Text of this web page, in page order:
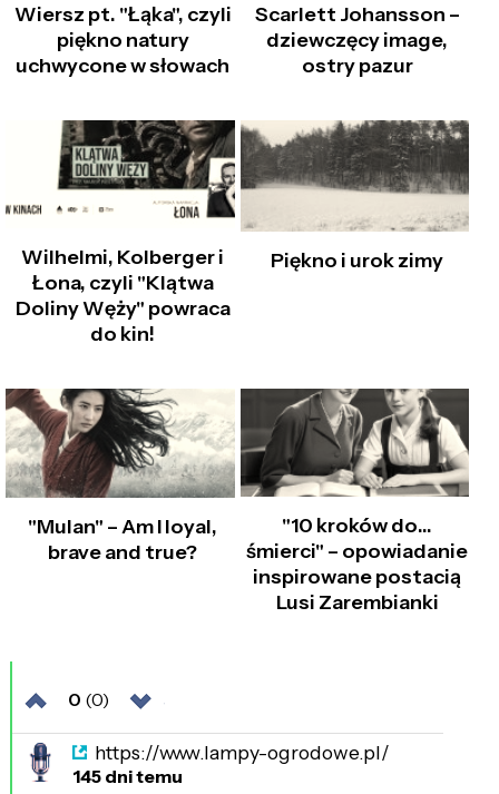
Wiersz pt. "Łąka", czyli
piękno natury
uchwycone w słowach
Scarlett Johansson –
dziewczęcy image,
ostry pazur
Wilhelmi, Kolberger i
Łona, czyli "Klątwa
Doliny Węży" powraca
do kin!
Piękno i urok zimy
"Mulan" – Am I loyal,
brave and true?
"10 kroków do…
śmierci" – opowiadanie
inspirowane postacią
Lusi Zarembianki
0 (0)
https://www.lampy-ogrodowe.pl/
145 dni temu